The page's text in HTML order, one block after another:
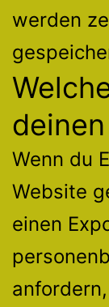
werden
Wenn du
Website
einen